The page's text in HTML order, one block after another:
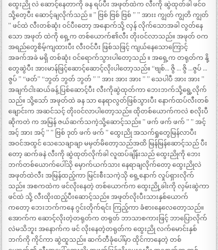
ထွေးညို လဲ ဆောင့်နေတာကို ခန ရပ်ပီး အဖုတ်ထဲက လီးကို ဆွဲထုတ်ခါ ဖင်ဝ
သို့တေ့ပီး ဆောင့်ချလိုက်သည် ။ ” ဗြစ် ဗြစ် ဗြစ် ” ” အားး ကျွတ် ကျွတိ ကျွတ်
” ဖင်ထဲ လီးတစ်ဆုံး ဝင်ပီးတော့ အနောက်သို့ လှန် လိုက်သောအခါ လွတ်နေ
သော အဖုတ် ထဲကို ရှေ့က တစ်ယောက်၏လီး တိုးဝင်လာသည်။ အဖုတ် ဝက
အရည်တွေစိမ့်ကျထားပီး လီးဝင်ပီး ဖြစ်သဖြင့် ကျယ်နေသောကြောင့်
အခက်အခဲ မရှိ တစ်ဆုံး ဝင်ရောက်သွားပါတော့သည် ။ အရှေ့က တရုတ်က နို့
တွေဆွဲပီး အားမာန်ဖြင့်ဆောင့်ဆောင့်လိုးပါတော့သည်။ “ဗျစ်… ဇွိ … ဇွိ …ဇွပ် …
ဇွပ် ” “ဖတ်” “ဘွတ် ဘွတ် ဘွတ် ” ” အား အား အား ” ” သေပါပီ အား အား ”
အချက်ငါးဆယ်ခန့် ပြစ်ဆောင့်ပီး လီးကိုဆွဲထုတ်ကာ ဘေးဘက်သို့ရွေ့လိုက်
သည်။ သို့သော် အဖုတ်ထဲ ခန သာ နေရာလွတ်ဖြစ်သွားပီး နောက်ထပ်လီးတစ်
ချောင်းက အဆင်သင့် တိုးဝင်လာပါတော့သည်။ ထိုတစ်ယောက်ကလဲ စလိုးပီ
ဆိုကတဲ က အမြန် ဇယ်ဆက်သကဲ့သို့ဆောင့်သည်။ ” ဖက် ဖက် ဖက် ” ” အင့်
အင့် အား အင့် ” ” ဗြစ် ဒုတ် ဖက် ဖက် ” ထွေးညို အသက်ရှုတွေမြန်လာပီး
အဝင်အထွင် သေသေချာချာ မမှတ်မိတော့သည်အထိ မြန်မြန်ဆောင့်သည် ပီး
တော့ ဆက်ခနဲ လီးကို ဆွဲထုတ်လိုက်ခါ လူထပ်ချိန်းသည် ထွေးညိုကို ဘေး
ဘက်တစ်ယောက်ပေါ်သို မှောက်ယက်သား နေရာချလိုက်တော့ ထွေးညိုလဲ
အဖုတ်ထဲလီး အမြန်ထည့်ကာ မြင်းစီးသကဲ့သို ရှေ့နောက် လှုပ်ရှားလိုက်
သည်။ အစကထဲက ဖင်လိုးနေတဲ့ တစ်ယောက်က ထွေးညို့ခါးကို လှမ်းဆွဲကာ
ဖင်ထဲ သို့ လီးထိုးထည့်ပီးဆောင့်သည်။ အဖုတ်လိုးပီးသားနှစ်ယောက်
ကတော့ ဘေးဘက်ကနေ ဂွင်းတိုက်ရင်း ကြည့်ကာ ခံစားနေလေတော့သည်။
အောက်က ဆောင့်လိုးတဲ့တရုတ်က တရုတ် ဘာသာစကားဖြင့် ဘာပြောလိုက်
လဲမသိဘူး အနောက်က ဖင် လိုးနေတဲ့တရုတ်က ထွေးညို လက်မောင်းနှစ်
ဘက်ကို ကိုင်ကာ ဆွဲထူသည်။ ဆက်တီခုံပေါ်မှာ ထိုင်ကာနေတဲ့ တစ်